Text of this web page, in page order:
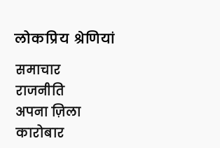
लोकप्रिय श्रेणियां
समाचार
राजनीति
अपना ज़िला
कारोबार